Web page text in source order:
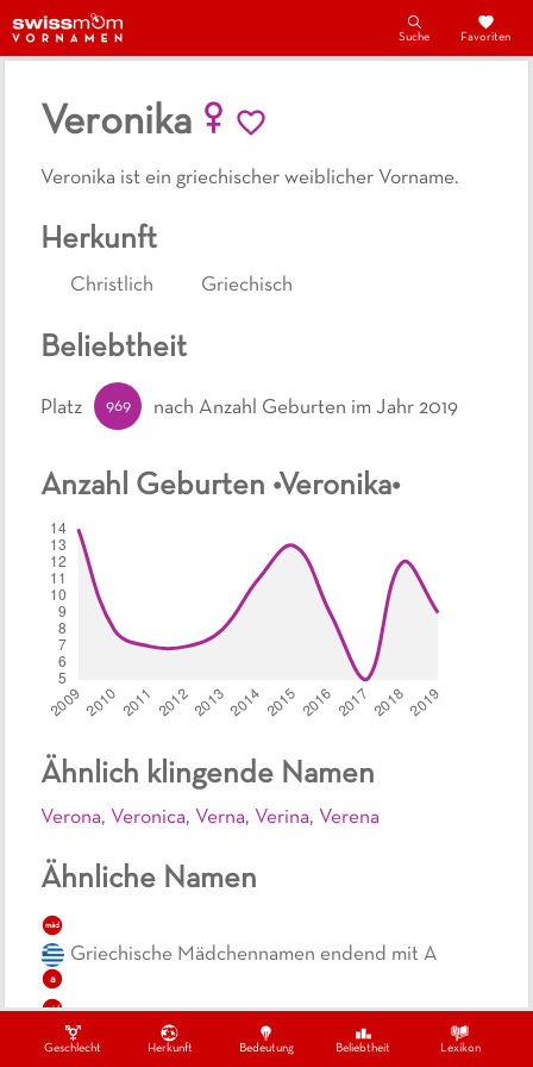
Geschlecht Herkunft Bedeutung Beliebtheit Lexikon
Suche Favoriten
Veronika
Veronika ist ein griechischer weiblicher Vorname.
Herkunft
Christlich Griechisch
Ähnlich klingende Namen
Verona, Veronica, Verna, Verina, Verena
Ähnliche Namen
mäd
a
Griechische Mädchennamen endend mit A
mäd
Dreisilbige, griechische Mädchennamen
Beliebtheit
Platz 969 nach Anzahl Geburten im Jahr 2019
Anzahl Geburten •Veronika•